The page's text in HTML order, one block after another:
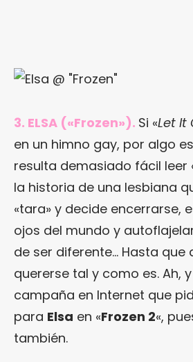
3. ELSA («Frozen»). Si «Let It
en un himno gay, por algo
resulta demasiado fácil leer
la historia de una lesbiana
«tara» y decide encerrarse,
ojos del mundo y
de ser diferente… Hasta que
quererse tal y como es. Ah,
campaña en Internet que
para Elsa en «Frozen 2«,
también.